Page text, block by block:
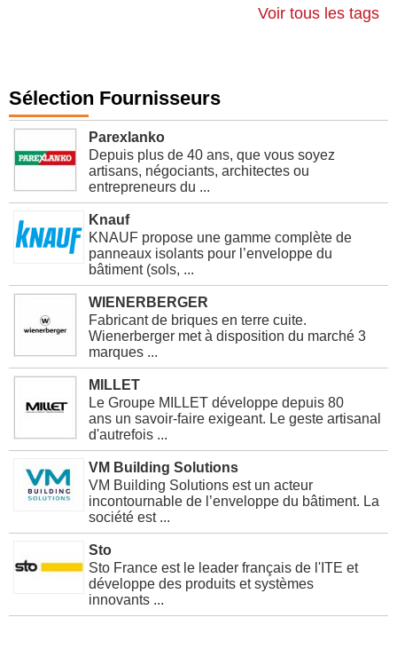
Voir tous les tags
Sélection Fournisseurs
Parexlanko
Depuis plus de 40 ans, que vous soyez
artisans, négociants, architectes ou
entrepreneurs du ...
Knauf
KNAUF propose une gamme complète de
panneaux isolants pour l’enveloppe du
bâtiment (sols, ...
WIENERBERGER
Fabricant de briques en terre cuite.
Wienerberger met à disposition du marché 3
marques ...
MILLET
Le Groupe MILLET développe depuis 80
ans un savoir-faire exigeant. Le geste artisanal
d'autrefois ...
VM Building Solutions
VM Building Solutions est un acteur
incontournable de l’enveloppe du bâtiment. La
société est ...
Sto
Sto France est le leader français de l'ITE et
développe des produits et systèmes
innovants ...